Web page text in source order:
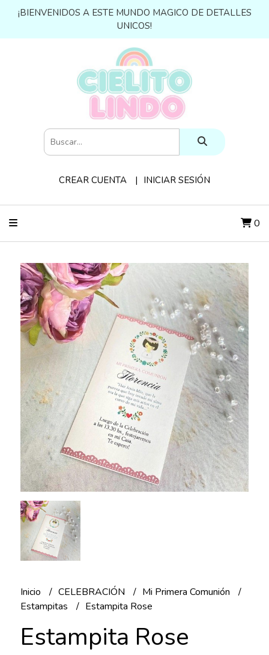
¡BIENVENIDOS A ESTE MUNDO MAGICO DE DETALLES
UNICOS!
CREAR CUENTA INICIAR SESIÓN
0
Inicio CELEBRACIÓN
Mi Primera Comunión
Estampitas
Estampita Rose
Estampita Rose